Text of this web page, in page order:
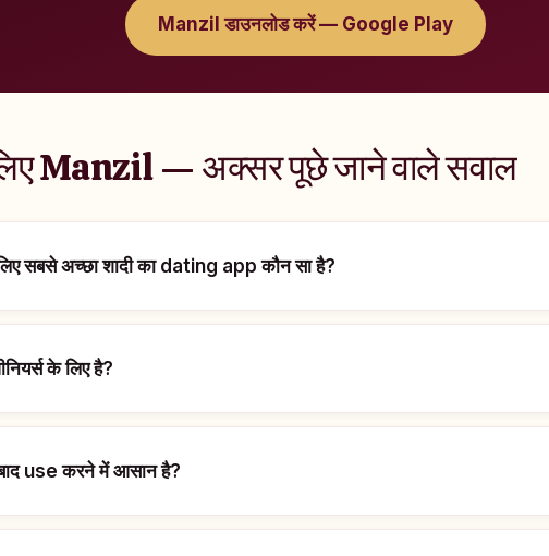
Manzil डाउनलोड करें — Google Play
Manzil — अक्सर पूछे जाने वाले सवाल
सबसे अच्छा शादी का dating app कौन सा है?
के लिए है?
use करने में आसान है?